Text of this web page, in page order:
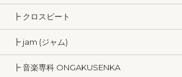
┣ クロスビート
┣ jam (ジャム)
┣ 音楽専科 ONGAKUSENKA